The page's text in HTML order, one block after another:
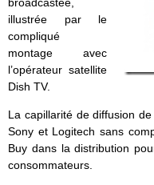
illustrée par le
compliqué
montage avec
l’opérateur satellite
Dish TV.
La capillarité de diffusion
Sony et Logitech sans
Buy dans la distribution
consommateurs.